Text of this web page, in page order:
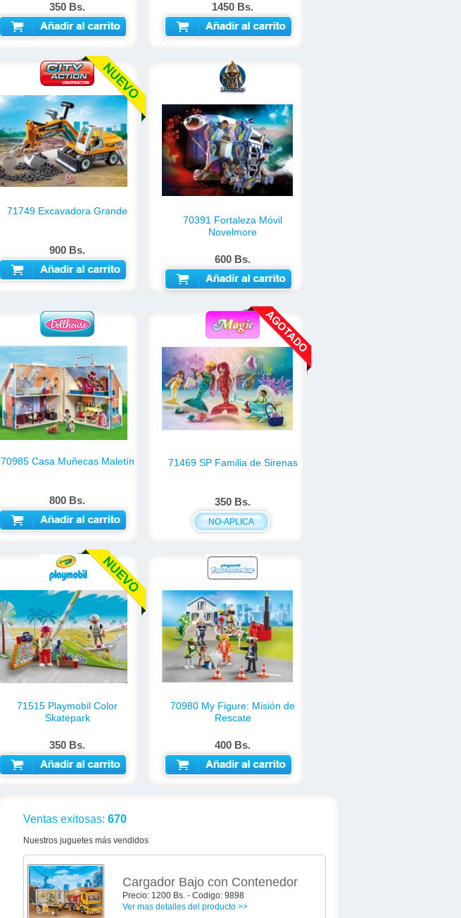
350 Bs.
AÑADIR AL CARRITO
1450 Bs.
AÑADIR AL CARRITO
71749 Excavadora Grande
900 Bs.
AÑADIR AL CARRITO
70391 Fortaleza Móvil
Novelmore
600 Bs.
AÑADIR AL CARRITO
70985 Casa Muñecas Maletín
800 Bs.
AÑADIR AL CARRITO
71469 SP Familia de Sirenas
350 Bs.
NO-APLICA
71515 Playmobil Color
Skatepark
350 Bs.
AÑADIR AL CARRITO
70980 My Figure: Misión de
Rescate
400 Bs.
AÑADIR AL CARRITO
Ventas exitosas: 670
Nuestros juguetes más vendidos
Cargador Bajo con Contenedor
Precio: 1200 Bs. - Codigo: 9898
Ver mas detalles del producto >>